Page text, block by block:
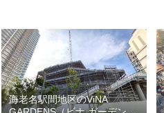
海老名駅間地区のViNA